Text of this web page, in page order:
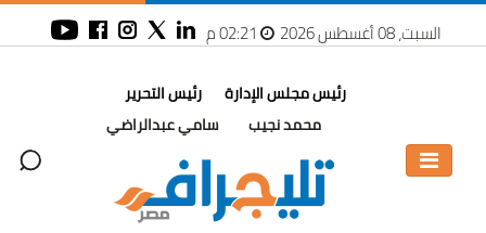
السبت، 08 أغسطس 2026
رئيس مجلس الإدارة
محمد نجيب
رئيس التحرير
سامي عبدالراضي